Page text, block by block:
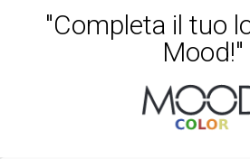
"Completa il tuo
Mood!"